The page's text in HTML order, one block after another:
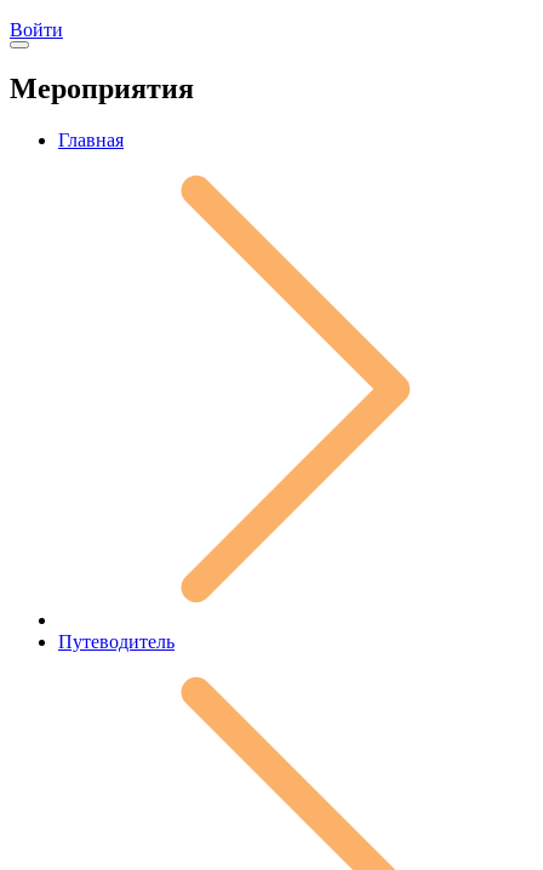
Войти
Мероприятия
Главная
Путеводитель